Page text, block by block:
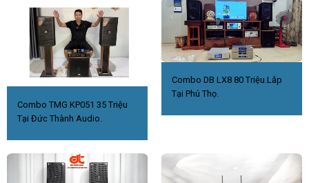
Combo TMG KP051 35 Triệu
Tại Đức Thành Audio.
Combo DB LX8 80 Triệu.Lắp
Tại Phú Thọ.